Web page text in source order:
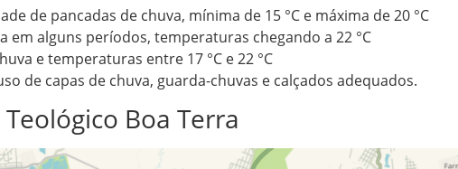
de pancadas de chuva, mínima de 15 °C e máxima de 20 °C
em alguns períodos, temperaturas chegando a 22 °C
e temperaturas entre 17 °C e 22 °C
de capas de chuva, guarda-chuvas e calçados adequados.
Boa Terra